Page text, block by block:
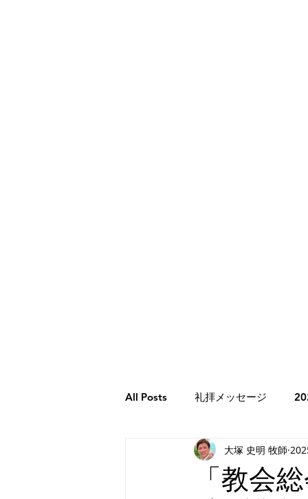
All Posts 礼拝メッセージ
牧師のコラム 2026年牧師
「教会
大塚 史明 牧師